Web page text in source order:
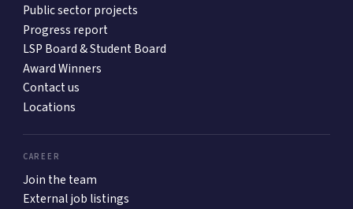
Public sector projects
Progress report
LSP Board & Student Board
Award Winners
Contact us
Locations
CAREER
Join the team
External job listings